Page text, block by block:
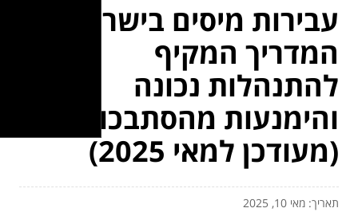
עבירות מיסים בישראל:
המדריך המקיף
להתנהלות נכונה
והימנעות מהסתבכות
(מעודכן למאי 2025)
תאריך: מאי 10, 2025